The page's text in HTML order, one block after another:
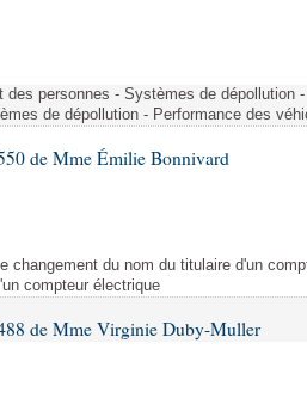
des lois
des lois
des personnes - Systèmes de dépollution
de dépollution - Performance des
de Mme Émilie Bonnivard
changement du nom du titulaire d'un
compteur électrique
de Mme Virginie Duby-Muller